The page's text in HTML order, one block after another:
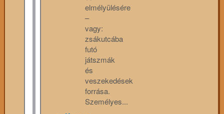
elmélyülésére
–
vagy:
zsákutcába
futó
játszmák
és
veszekedések
forrása.
Személyes...